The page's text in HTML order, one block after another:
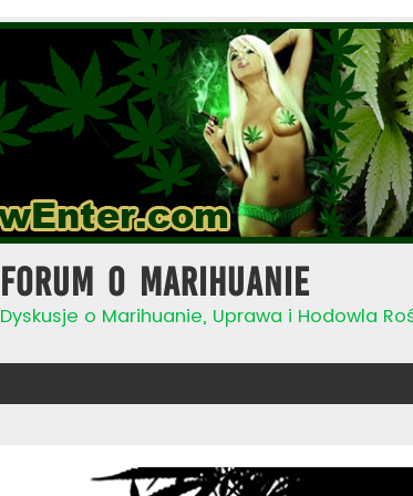
Forum o Marihuanie
Dyskusje o Marihuanie, Uprawa i Hodowla